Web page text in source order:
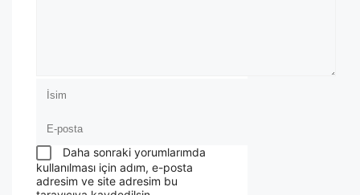
Daha sonraki yorumlarımda
kullanılması için adım, e-posta
adresim ve site adresim bu